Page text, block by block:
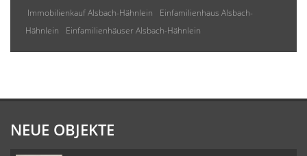
Immobilienkauf Alsbach-Hähnlein
Einfamilienhaus Alsbach-
Hähnlein
Einfamilienhäuser Alsbach-Hähnlein
NEUE OBJEKTE